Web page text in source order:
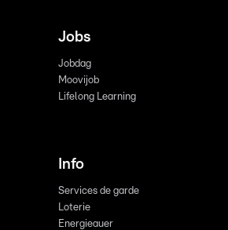
Jobs
Jobdag
Moovijob
Lifelong Learning
Info
Services de garde
Loterie
Energieauer